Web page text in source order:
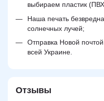
выбираем пластик
Наша печать
солнечных лучей;
Отправка Новой
всей Украине.
Отзывы